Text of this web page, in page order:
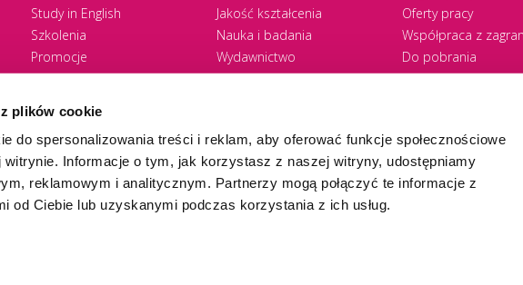
plików cookie
do spersonalizowania treści i reklam, aby oferować funkcje społecznościowe
witrynie. Informacje o tym, jak korzystasz z naszej witryny, udostępniamy
reklamowym i analitycznym. Partnerzy mogą połączyć te informacje z
od Ciebie lub uzyskanymi podczas korzystania z ich usług.
Study in English
Szkolenia
Promocje
Zasady rekrutacji
Jakość kształcenia
Nauka i badania
Wydawnictwo
Zrównoważony rozwój
Oferty pracy
Współpraca z
Do pobrania